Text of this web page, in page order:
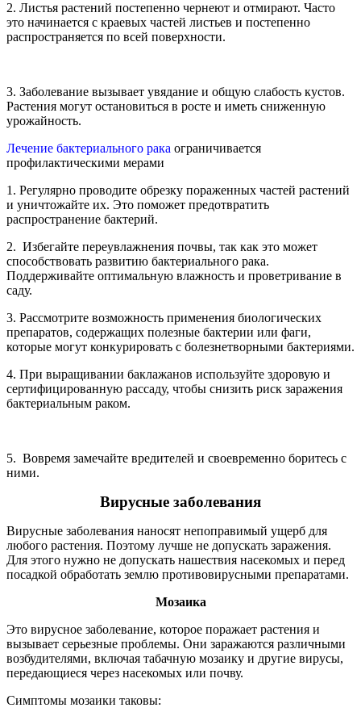
2. Листья растений постепенно чернеют и отмирают. Часто
это начинается с краевых частей листьев и постепенно
распространяется по всей поверхности.
3. Заболевание вызывает увядание и общую слабость кустов.
Растения могут остановиться в росте и иметь сниженную
урожайность.
Лечение бактериального рака ограничивается
профилактическими мерами
1. Регулярно проводите обрезку пораженных частей растений
и уничтожайте их. Это поможет предотвратить
распространение бактерий.
2. Избегайте переувлажнения почвы, так как это может
способствовать развитию бактериального рака.
Поддерживайте оптимальную влажность и проветривание в
саду.
3. Рассмотрите возможность применения биологических
препаратов, содержащих полезные бактерии или фаги,
которые могут конкурировать с болезнетворными бактериями.
4. При выращивании баклажанов используйте здоровую и
сертифицированную рассаду, чтобы снизить риск заражения
бактериальным раком.
5. Вовремя замечайте вредителей и своевременно боритесь с
ними.
Вирусные заболевания
Вирусные заболевания наносят непоправимый ущерб для
любого растения. Поэтому лучше не допускать заражения.
Для этого нужно не допускать нашествия насекомых и перед
посадкой обработать землю противовирусными препаратами.
Мозаика
Это вирусное заболевание, которое поражает растения и
вызывает серьезные проблемы. Они заражаются различными
возбудителями, включая табачную мозаику и другие вирусы,
передающиеся через насекомых или почву.
Симптомы мозаики таковы: